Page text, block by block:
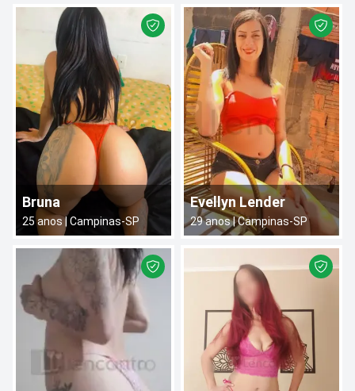
Bruna
25anos | Campinas-SP
Evellyn Lender
29anos |Campinas-SP